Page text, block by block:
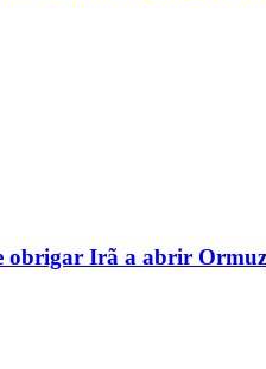
obrigar Irã a abrir Ormuz